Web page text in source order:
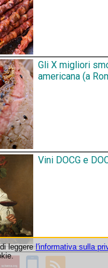
Gli X migliori
americana (a
Vini DOCG e
leggerel'informativa sulla